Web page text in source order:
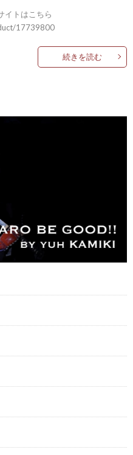
イトはこちら
17739800
続きを読む